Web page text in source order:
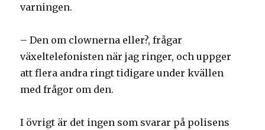
varningen.
– Den om clownerna eller?, frågar
växeltelefonisten när jag ringer, och uppger
att flera andra ringt tidigare under kvällen
med frågor om den.
I övrigt är det ingen som svarar på polisens